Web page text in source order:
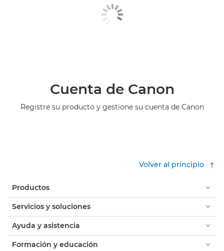
Cuenta de Canon
Registre su producto y gestione su cuenta de Canon
Volver al principio
Productos
Servicios y soluciones
Ayuda y asistencia
Formación y educación